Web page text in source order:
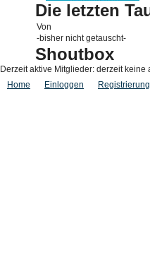
Die letzten
Von
-bisher nicht getauscht-
Shoutbox
Derzeit aktive Mitglieder: derzeit keine
Home
Einloggen Registrierung